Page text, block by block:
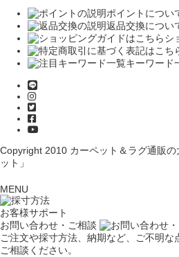
ポイントについ
返品交換につい
シ
キーワード
Copyright 2010 カーペット＆ラグ通販
ット」
MENU
お客様サポート
お問い合わせ・ご相談
ご注文や採寸方法、納期など、ご不明な
ご相談ください。